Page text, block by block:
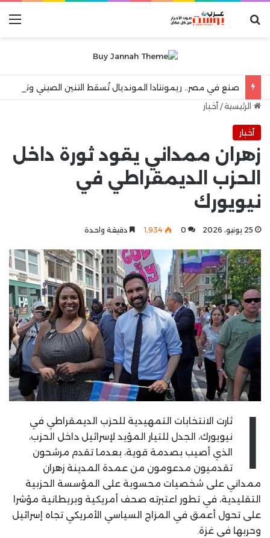
بحث عن
الرئيسية/ أخبار
أخبار
زهران ممداني يقود ثورة داخل
الحزب الديمقراطي في
نيويورك
25 يونيو، 2026 0 1٬934 دقيقة واحدة
ثارت الانتخابات التمهيدية للحزب الديمقراطي في
نيويورك، الجدل للتيار المؤيد لإسرائيل داخل الحزب،
الذي أصيب بصدمة قوية، بعدما تقدم مرشحون
تقدميون مدعومون من عمدة المدينة زهران
ممداني على شخصيات محسوبة على المؤسسة الحزبية
التقليدية، في تطور اعتبرته صحف أمريكية وبريطانية مؤشرا
على تحول أعمق في المزاج السياسي الأمريكي تجاه إسرائيل
وحربها في غزة.